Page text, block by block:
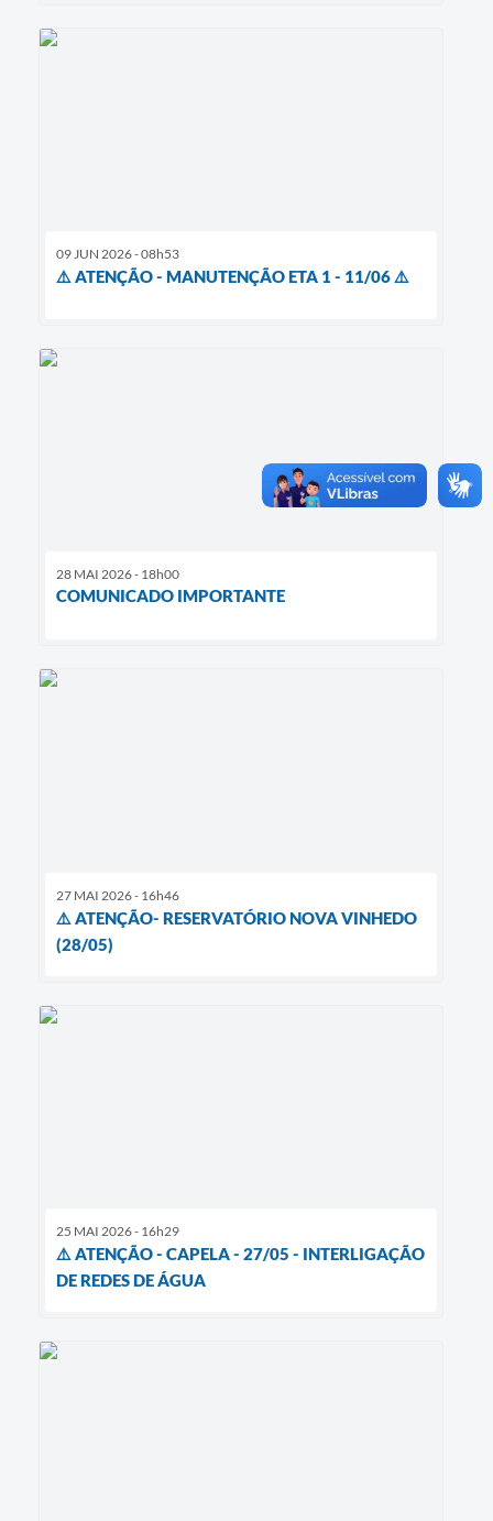
09 JUN 2026 - 08h53
⚠️ ATENÇÃO - MANUTENÇÃO ETA 1 - 11/06 ⚠️
28 MAI 2026 - 18h00
COMUNICADO IMPORTANTE
27 MAI 2026 - 16h46
⚠️ ATENÇÃO- RESERVATÓRIO NOVA VINHEDO
(28/05)
25 MAI 2026 - 16h29
⚠️ ATENÇÃO - CAPELA - 27/05 - INTERLIGAÇÃO
DE REDES DE ÁGUA